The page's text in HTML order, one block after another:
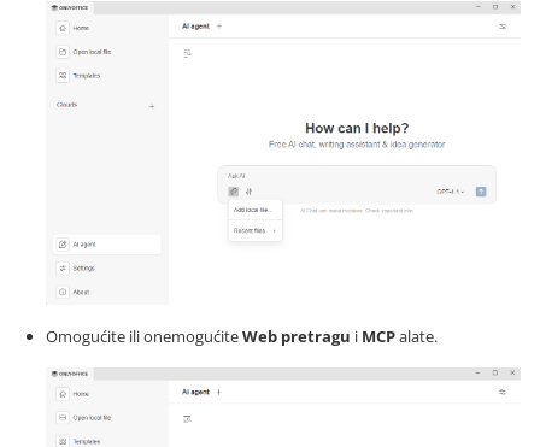
Omogućite ili onemogućiteWeb pretragu i MCPalate.